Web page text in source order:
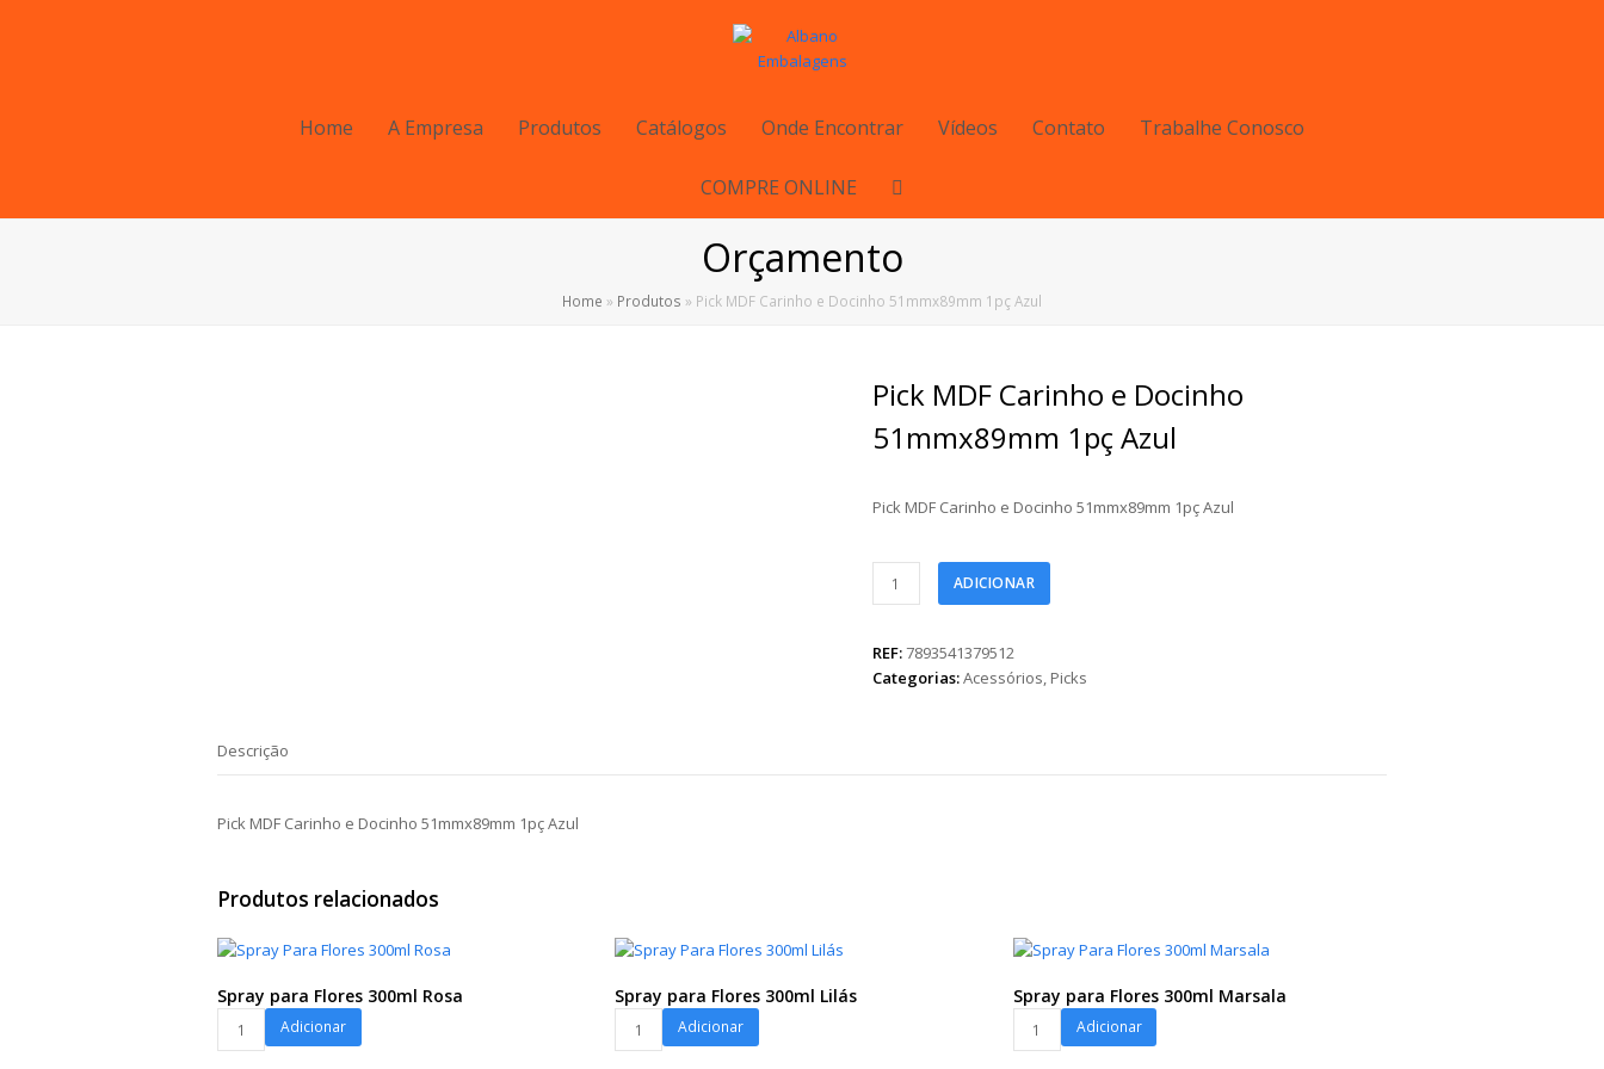
Home A Empresa Produtos Catálogos Onde Encontrar Vídeos Contato Trabalhe Conosco
COMPRE ONLINE
Orçamento
Home » Produtos » Pick MDF Carinho e Docinho 51mmx89mm 1pç Azul
Pick MDF Carinho e Docinho
51mmx89mm 1pç Azul
Pick MDF Carinho e Docinho 51mmx89mm 1pç Azul
e
Docinho
ADICIONAR
REF:7893541379512
Categorias:Acessórios, Picks
Descrição
Pick MDF Carinho e Docinho 51mmx89mm 1pç Azul
Produtos relacionados
Spray para Flores 300ml Rosa
Adicionar
Spray para Flores 300ml Lilás
Adicionar
Spray para Flores 300ml Marsala
Adicionar